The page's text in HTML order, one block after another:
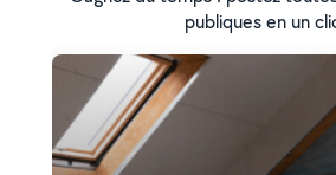
publiques en un